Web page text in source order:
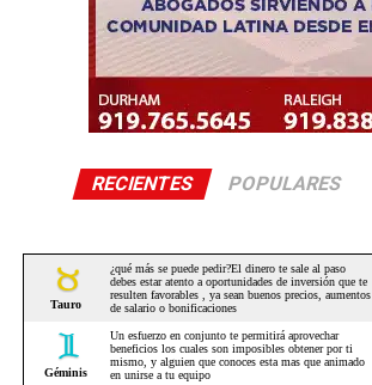
RECIENTES POPULARES